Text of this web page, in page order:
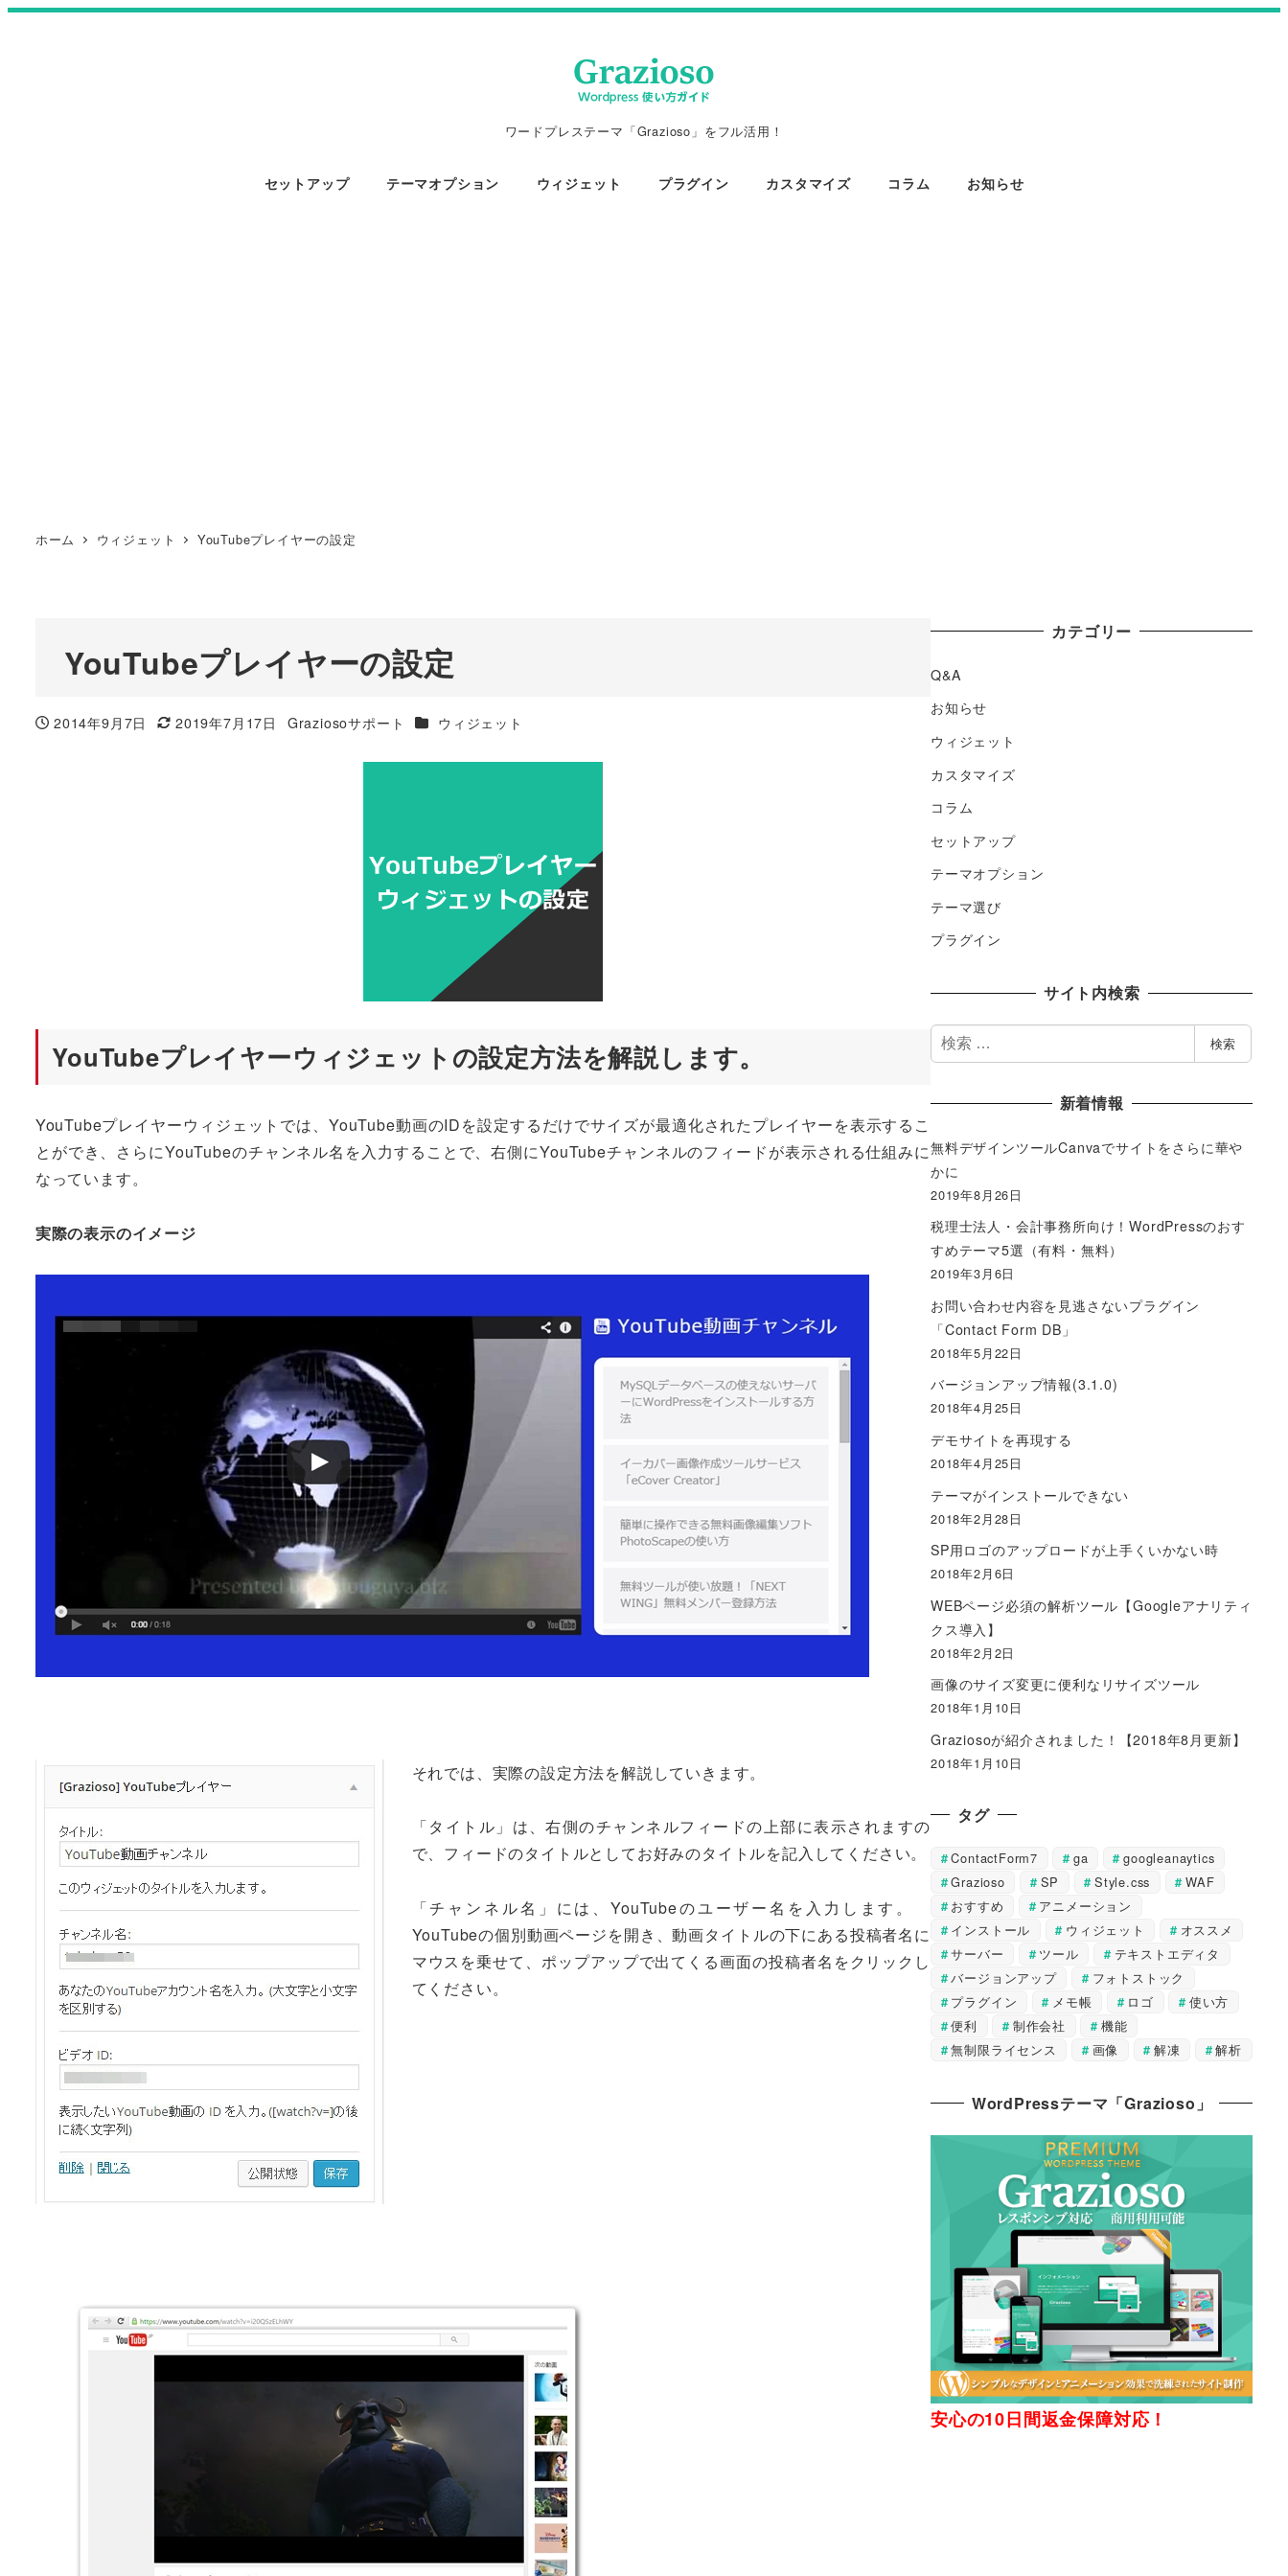
ワードプレステーマ「Grazioso」をフル活用！
セットアップ テーマオプション ウィジェット プラグイン カスタマイズ コラム お知らせ
ホーム ウィジェット YouTubeプレイヤーの設定
YouTubeプレイヤーの設定
投稿日
2014年9月7日
更新日
2019年7月17日
著
Graziosoサポート カテゴリー
ウィジェット
YouTubeプレイヤーウィジェットの設定方法を解説します。
YouTubeプレイヤーウィジェットでは、YouTube動画のIDを設定するだけでサイズが最適化されたプレイヤーを表示するこ
とができ、さらにYouTubeのチャンネル名を入力することで、右側にYouTubeチャンネルのフィードが表示される仕組みに
なっています。
実際の表示のイメージ
それでは、実際の設定方法を解説していきます。
「タイトル」は、右側のチャンネルフィードの上部に表示されますの
で、フィードのタイトルとしてお好みのタイトルを記入してください。
「チャンネル名」には、YouTubeのユーザー名を入力します。
YouTubeの個別動画ページを開き、動画タイトルの下にある投稿者名に
マウスを乗せて、ポップアップで出てくる画面の投稿者名をクリックし
てください。
カテゴリー
Q&A
お知らせ
ウィジェット
カスタマイズ
コラム
セットアップ
テーマオプション
テーマ選び
プラグイン
サイト内検索
検
索
検索
新着情報
無料デザインツールCanvaでサイトをさらに華や
かに
2019年8月26日
税理士法人・会計事務所向け！WordPressのおす
すめテーマ5選（有料・無料）
2019年3月6日
お問い合わせ内容を見逃さないプラグイン
「Contact Form DB」
2018年5月22日
バージョンアップ情報(3.1.0)
2018年4月25日
デモサイトを再現する
2018年4月25日
テーマがインストールできない
2018年2月28日
SP用ロゴのアップロードが上手くいかない時
2018年2月6日
WEBページ必須の解析ツール【Googleアナリティ
クス導入】
2018年2月2日
画像のサイズ変更に便利なリサイズツール
2018年1月10日
Graziosoが紹介されました！【2018年8月更新】
2018年1月10日
タグ
ContactForm7 ga
googleanaytics
Grazioso
SP Style.css
WAF
おすすめ
アニメーション
インストール
ウィジェット
オススメ
サーバー
ツール
テキストエディタ
バージョンアップ
フォトストック
プラグイン
メモ帳 ロゴ
使い方
便利
制作会社
機能
無制限ライセンス
画像 解凍 解析
WordPressテーマ「Grazioso」
安心の10日間返金保障対応！